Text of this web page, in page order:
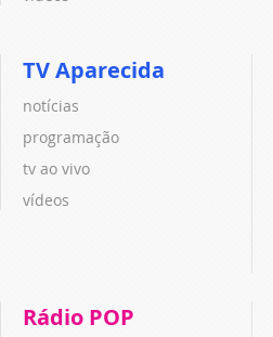
TV Aparecida
notícias
programação
tv ao vivo
vídeos
Rádio POP